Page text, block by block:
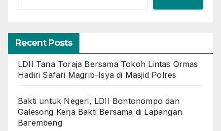
Recent Posts
LDII Tana Toraja Bersama Tokoh Lintas Ormas
Hadiri Safari Magrib-Isya di Masjid Polres
Bakti untuk Negeri, LDII Bontonompo dan
Galesong Kerja Bakti Bersama di Lapangan
Barembeng